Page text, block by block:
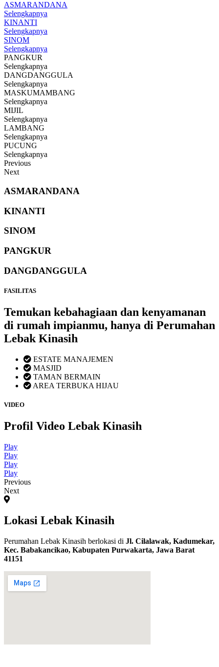
ASMARANDANA
Selengkapnya
KINANTI
Selengkapnya
SINOM
Selengkapnya
PANGKUR
Selengkapnya
DANGDANGGULA
Selengkapnya
MASKUMAMBANG
Selengkapnya
MIJIL
Selengkapnya
LAMBANG
Selengkapnya
PUCUNG
Selengkapnya
Previous
Next
ASMARANDANA
KINANTI
SINOM
PANGKUR
DANGDANGGULA
FASILITAS
Temukan kebahagiaan dan kenyamanan
di rumah impianmu, hanya di Perumahan
Lebak Kinasih
ESTATE MANAJEMEN
MASJID
TAMAN BERMAIN
AREA TERBUKA HIJAU
VIDEO
Profil Video Lebak Kinasih
Play
Play
Play
Play
Previous
Next
Lokasi Lebak Kinasih
Perumahan Lebak Kinasih berlokasi di Jl. Cilalawak, Kadumekar,
Kec. Babakancikao, Kabupaten Purwakarta, Jawa Barat
41151